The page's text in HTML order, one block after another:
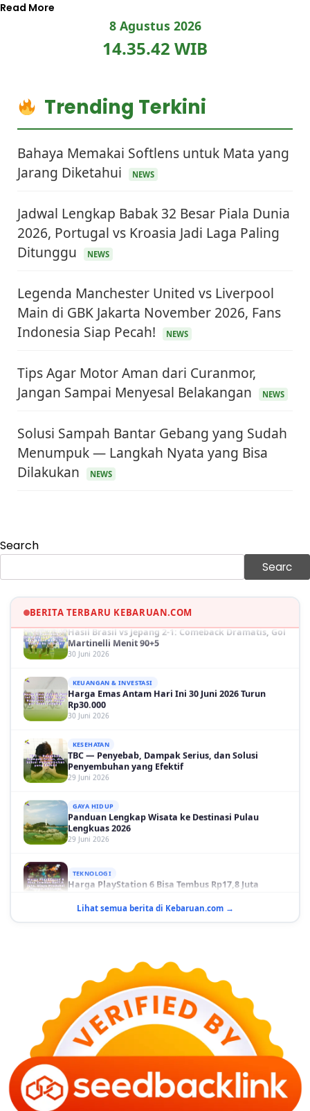
Read More
8 Agustus 2026
14.35.43 WIB
Trending Terkini
Bahaya Memakai Softlens untuk Mata yang
Jarang Diketahui
NEWS
Jadwal Lengkap Babak 32 Besar Piala Dunia
2026, Portugal vs Kroasia Jadi Laga Paling
Ditunggu
NEWS
Legenda Manchester United vs Liverpool
Main di GBK Jakarta November 2026, Fans
Indonesia Siap Pecah!
NEWS
Tips Agar Motor Aman dari Curanmor,
Jangan Sampai Menyesal Belakangan
NEWS
Solusi Sampah Bantar Gebang yang Sudah
Menumpuk — Langkah Nyata yang Bisa
Dilakukan
NEWS
Search
Searc
BERITA TERBARU KEBARUAN.COM
GAYA HIDUP
Sinopsis Film Marauders, Misteri Perampokan
OLAH RAGA
Hasil Brasil vs Jepang 2-1: Comeback Dramatis, Gol
Martinelli Menit 90+5
30 Juni 2026
Harga Emas Antam Hari Ini 30 Juni 2026 Turun
Rp30.000
30 Juni 2026
TBC — Penyebab, Dampak Serius, dan Solusi
Penyembuhan yang Efektif
29 Juni 2026
Panduan Lengkap Wisata ke Destinasi Pulau
Lengkuas 2026
29 Juni 2026
Harga PlayStation 6 Bisa Tembus Rp17,8 Juta
29 Juni 2026
KESEHATAN
Bahaya Memakai Softlens untuk Mata yang Jarang
Diketahui
29 Juni 2026
NASIONAL
PLN Kalimantan Lakukan Manajemen Beban
29 Juni 2026
Lihat semua berita di Kebaruan.com →